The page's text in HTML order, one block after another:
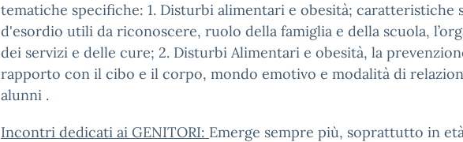
tematiche specifiche: 1. Disturbi alimentari e obesità; caratteristiche
d'esordio utili da riconoscere, ruolo della famiglia e della scuola,
dei servizi e delle cure; 2. Disturbi Alimentari e obesità, la
rapporto con il cibo e il corpo, mondo emotivo e modalità di
alunni .
Incontri dedicati ai GENITORI: Emerge sempre più, soprattutto in